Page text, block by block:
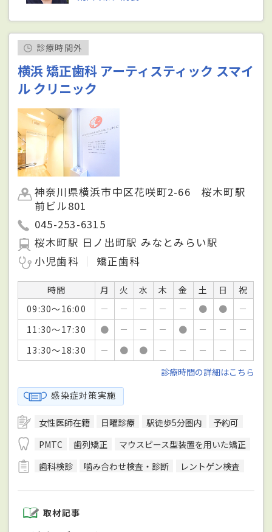
診療時間外
横浜 矯正歯科 アーティスティック スマイ
ル クリニック
神奈川県横浜市中区花咲町2-66 桜木町駅
前ビル801
045-253-6315
桜木町駅 日ノ出町駅 みなとみらい駅
小児歯科
矯正歯科
時間 月 火 水 木 金 土 日
祝
09:30～16:00
－ － － － － ● ●
－
11:30～17:30
● － － － ● － －
－
13:30～18:30
－ ● ● － － － －
－
診療時間の詳細はこちら
感染症対策実施
女性医師在籍 日曜診療 駅徒歩5分圏内
予約可
PMTC
歯列矯正
マウスピース型装置を用いた矯正
歯科検診
噛み合わせ検査・診断 レントゲン検査
取材記事